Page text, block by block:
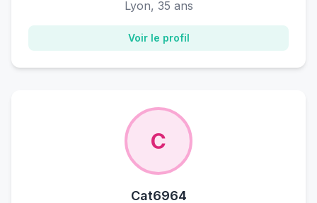
Lyon, 35 ans
Voir le profil
C
Cat6964